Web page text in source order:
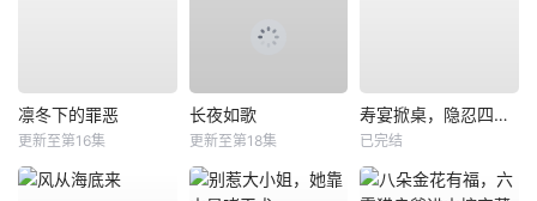
凛冬下的罪恶
更新至第16集
长夜如歌
更新至第18集
寿宴掀桌，隐忍四年我封神
已完结